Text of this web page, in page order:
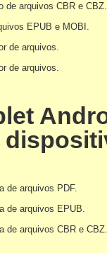
de arquivos CBR e CBZ.
EPUB e MOBI.
de arquivos.
de arquivos.
de arquivos PDF.
de arquivos EPUB.
de arquivos CBR e CBZ.